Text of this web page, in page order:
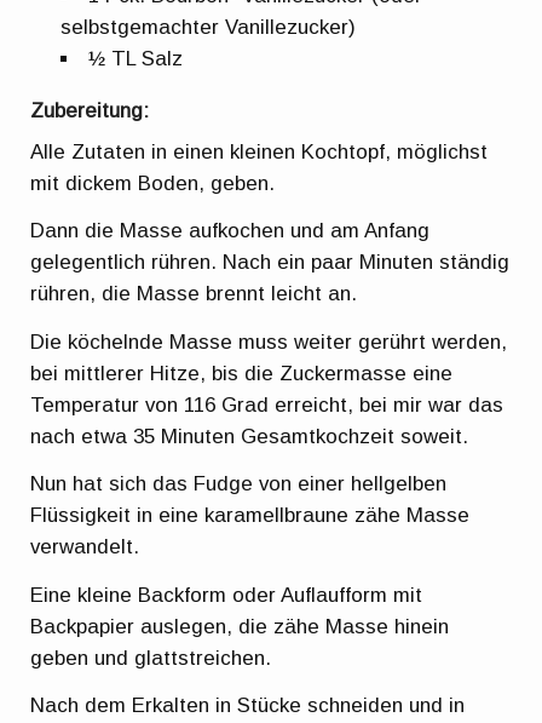
selbstgemachter Vanillezucker)
½ TL Salz
Zubereitung:
Alle Zutaten in einen kleinen Kochtopf, möglichst
mit dickem Boden, geben.
Dann die Masse aufkochen und am Anfang
gelegentlich rühren. Nach ein paar Minuten ständig
rühren, die Masse brennt leicht an.
Die köchelnde Masse muss weiter gerührt werden,
bei mittlerer Hitze, bis die Zuckermasse eine
Temperatur von 116 Grad erreicht, bei mir war das
nach etwa 35 Minuten Gesamtkochzeit soweit.
Nun hat sich das Fudge von einer hellgelben
Flüssigkeit in eine karamellbraune zähe Masse
verwandelt.
Eine kleine Backform oder Auflaufform mit
Backpapier auslegen, die zähe Masse hinein
geben und glattstreichen.
Nach dem Erkalten in Stücke schneiden und in